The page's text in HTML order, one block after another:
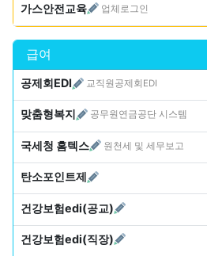
가스안전교육 업체로그인
급여
공제회EDI 교직원공제회EDI
맞춤형복지 공무원연금공단 시스템
국세청 홈텍스 원천세 및 세무보고
탄소포인트제
건강보험edi(공교)
건강보험edi(직장)